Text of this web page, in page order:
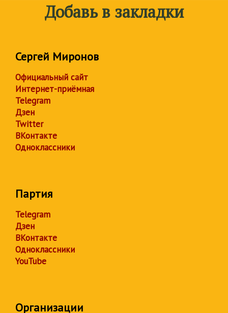
Добавь в закладки
Сергей Миронов
Официальный сайт
Интернет-приёмная
Telegram
Дзен
Twitter
ВКонтакте
Одноклассники
Партия
Telegram
Дзен
ВКонтакте
Одноклассники
YouTube
Организации